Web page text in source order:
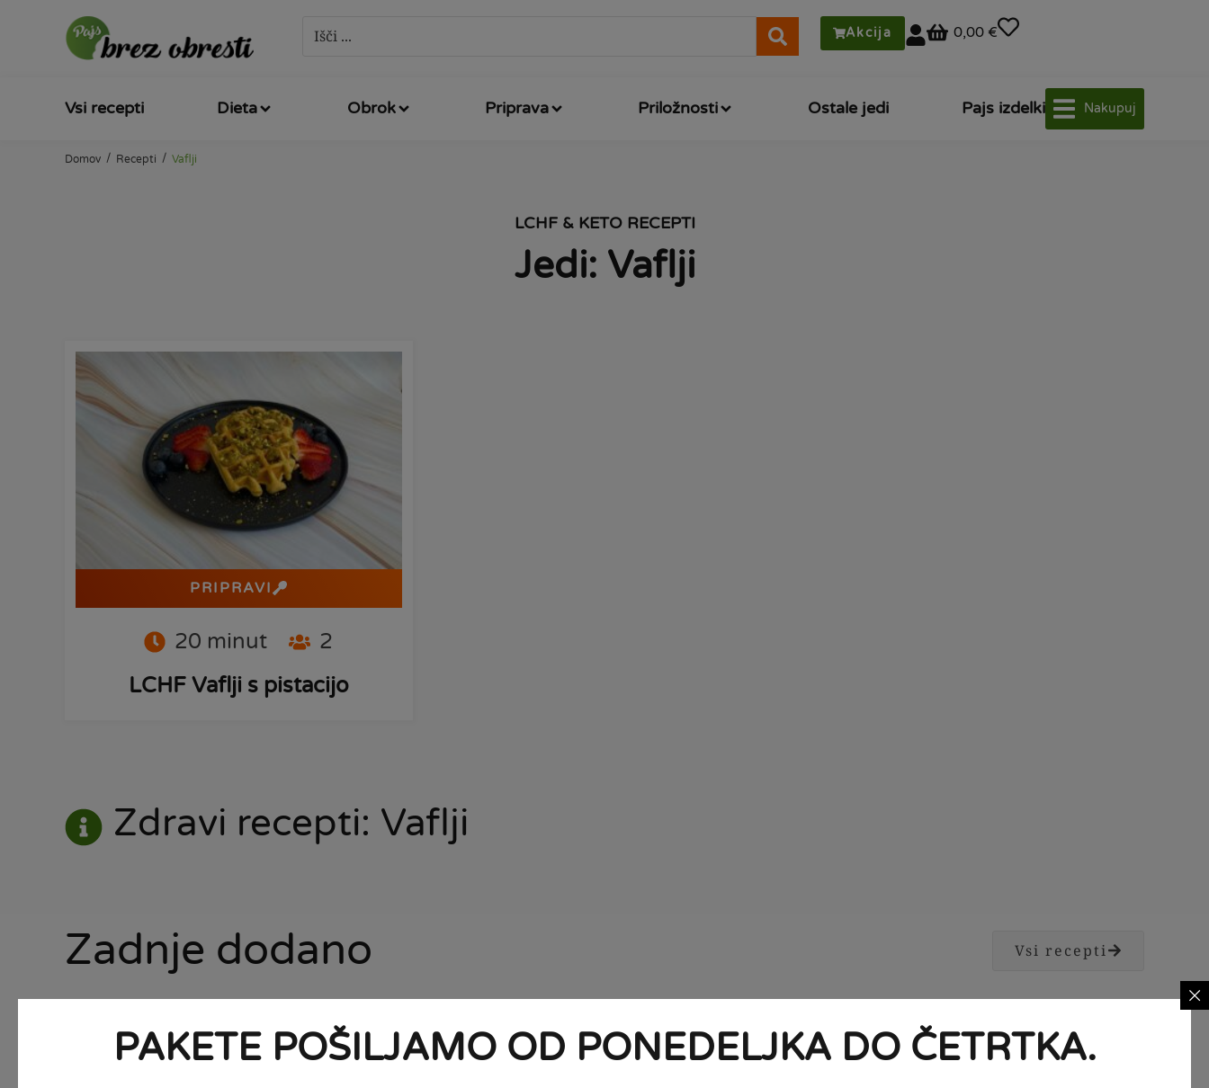
Akcija 0,00 €
Vsi recepti Dieta Obrok Priprava Priložnosti Ostale jedi Pajs izdelki Nakupuj
Domov / Recepti / Vaflji
LCHF & KETO RECEPTI
Jedi: Vaflji
PRIPRAVI
20 minut
2
LCHF Vaflji s pistacijo
Zdravi recepti: Vaflji
Zadnje dodano Vsi recepti
PAKETE POŠILJAMO OD PONEDELJKA DO ČETRTKA.